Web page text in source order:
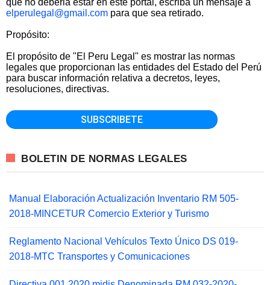
elperulegal@gmail.com para que sea retirado.
Propósito:
El propósito de "El Peru Legal" es mostrar las normas
legales que proporcionan las entidades del Estado del Perú
para buscar información relativa a decretos, leyes,
resoluciones, directivas.
BOLETIN DE NORMAS LEGALES
Manual Elaboración Actualización Inventario RM 505-
2018-MINCETUR Comercio Exterior y Turismo
Reglamento Nacional Vehículos Texto Único DS 019-
2018-MTC Transportes y Comunicaciones